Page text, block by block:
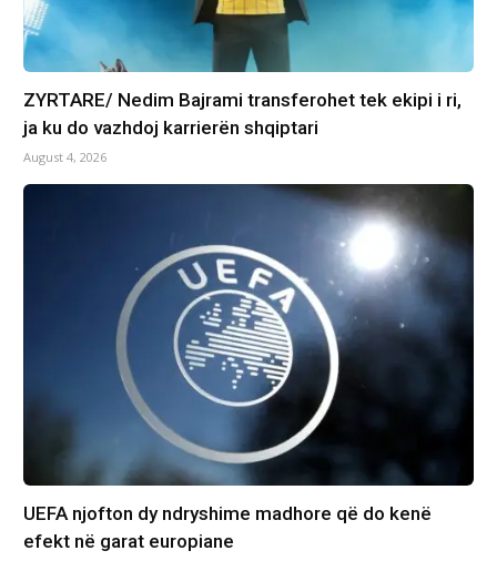
ZYRTARE/ Nedim Bajrami transferohet tek ekipi i ri,
ja ku do vazhdoj karrierën shqiptari
August 4, 2026
UEFA njofton dy ndryshime madhore që do kenë
efekt në garat europiane